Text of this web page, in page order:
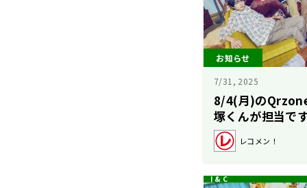
お知らせ
7/31, 2025
8/4(月)の
塚くんが担当で
レコメン！